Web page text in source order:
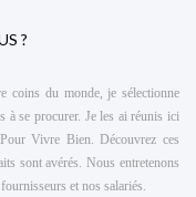
?
coins du monde, je sélectionne
à se procurer. Je les ai réunis ici
Vivre Bien. Découvrez ces
sont avérés. Nous entretenons
et nos salariés.